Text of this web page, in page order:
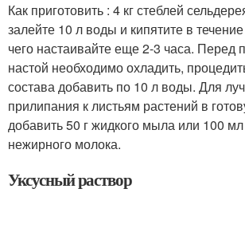
Как приготовить : 4 кг стеблей
залейте 10 л воды и кипятите в
чего настаивайте еще 2-3 часа. Перед
настой необходимо охладить,
состава добавить по 10 л воды. Для
прилипания к листьям растений в
добавить 50 г жидкого мыла или 100
нежирного молока.
Уксусный раствор